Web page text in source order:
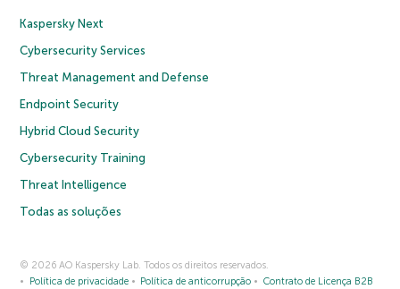
Kaspersky Next
Cybersecurity Services
Threat Management and Defense
Endpoint Security
Hybrid Cloud Security
Cybersecurity Training
Threat Intelligence
Todas as soluções
© 2026 AO Kaspersky Lab. Todos os direitos reservados.
Política de privacidade
Política de anticorrupção Contrato de Licença B2B